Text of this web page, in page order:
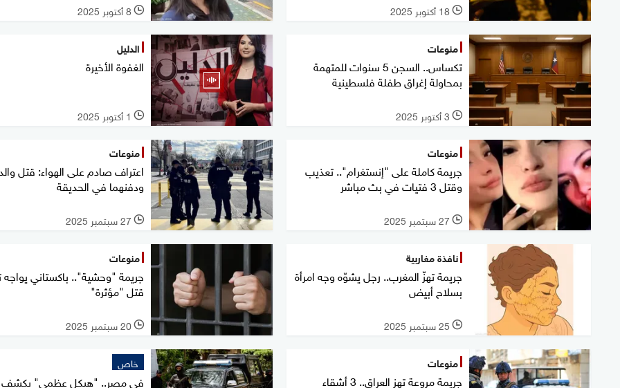
l 18 أكتوبر 2025 l 8 أكتوبر 2025
منوعات
تكساس.. السجن 5 سنوات للمتهمة
بمحاولة إغراق طفلة فلسطينية
l 3 أكتوبر 2025
الدليل
الغفوة الأخيرة
l 1 أكتوبر 2025
منوعات
جريمة كاملة على "إنستغرام".. تعذيب
وقتل 3 فتيات في بث مباشر
l 27 سبتمبر 2025
منوعات
اعتراف صادم على الهواء: قتل
ودفنهما في الحديقة
l 27 سبتمبر 2025
نافذة مغاربية
جريمة تهزّ المغرب.. رجل يشوّه وجه امرأة
بسلاح أبيض
l 25 سبتمبر 2025
منوعات
جريمة "وحشية".. باكستاني يواجه
قتل "مؤثرة"
l 20 سبتمبر 2025
منوعات
جريمة مروعة تهز العراق.. 3 أشقاء
خاص
في مصر.. "هيكل عظمي" يكشف